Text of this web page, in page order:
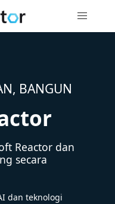
BANGUN
Reactor dan
secara
dan teknologi